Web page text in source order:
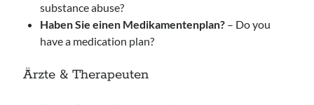
substance abuse?
Haben Sie einen Medikamentenplan? – Do you
have a medication plan?
Ärzte & Therapeuten